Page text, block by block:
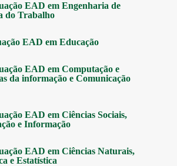
EAD em Engenharia de
do Trabalho
EAD em Educação
EAD em Computação e
da informação e Comunicação
EAD em Ciências Sociais,
e Informação
EAD em Ciências Naturais,
e Estatística